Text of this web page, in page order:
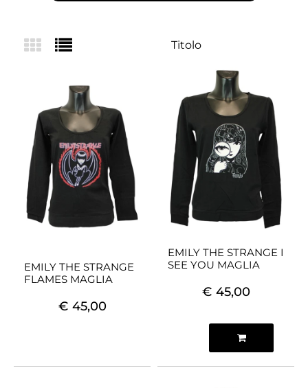
EMILY THE STRANGE
FLAMES MAGLIA
€ 45,00
EMILY THE STRANGE I
SEE YOU MAGLIA
€ 45,00